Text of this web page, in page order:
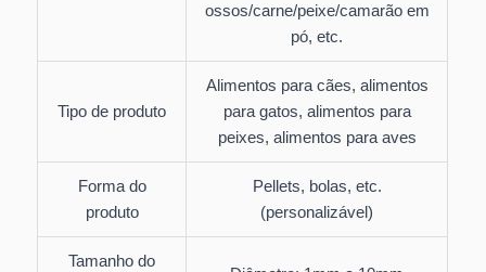
ossos/carne/peixe/camarão em
pó, etc.
Tipo de produto
Alimentos para cães, alimentos
para gatos, alimentos para
peixes, alimentos para aves
Forma do
produto
Pellets, bolas, etc.
(personalizável)
Tamanho do